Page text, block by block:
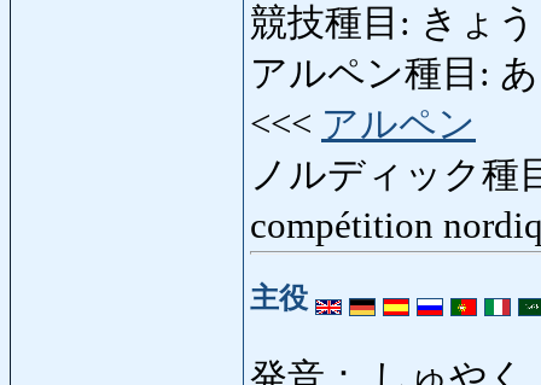
競技種目: きょ
アルペン種目:
<<< アルペン
ノルディック種
compétition
主役